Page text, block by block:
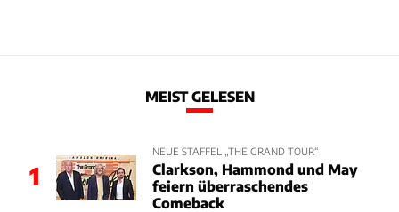
MEIST GELESEN
1
NEUE STAFFEL „THE GRAND TOUR“
Clarkson, Hammond und May
feiern überraschendes
Comeback